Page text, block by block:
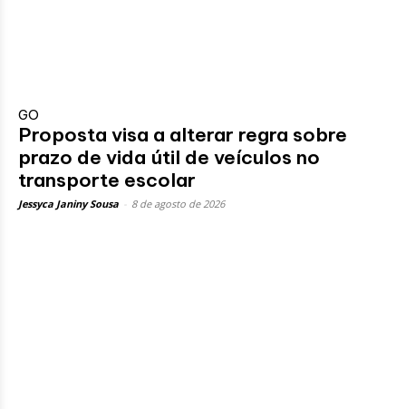
GO
Proposta visa a alterar regra sobre
prazo de vida útil de veículos no
transporte escolar
Jessyca Janiny Sousa 8 de agosto de 2026